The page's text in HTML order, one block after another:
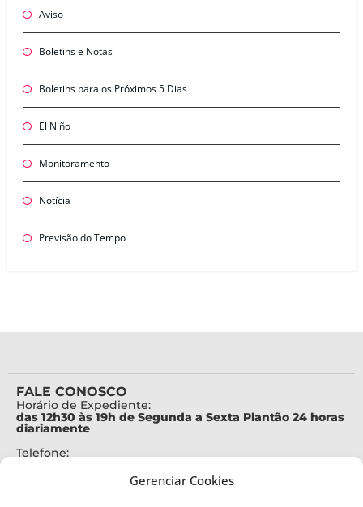
Gerenciar Cookies
Aviso
Boletins e Notas
Boletins para os Próximos 5 Dias
El Niño
Monitoramento
Notícia
Previsão do Tempo
FALE CONOSCO
Horário de Expediente:
das 12h30 às 19h de Segunda a Sexta Plantão 24 horas
diariamente
Telefone: